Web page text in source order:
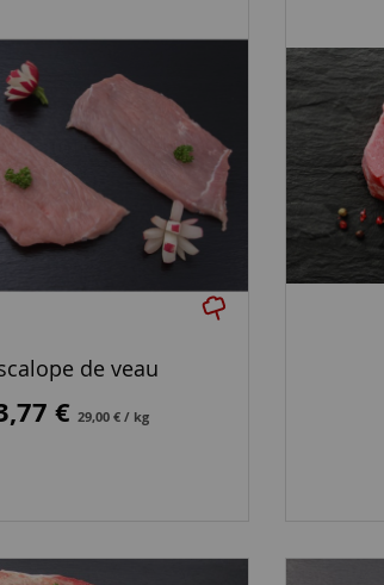
de veau
€ 29,00 € / kg